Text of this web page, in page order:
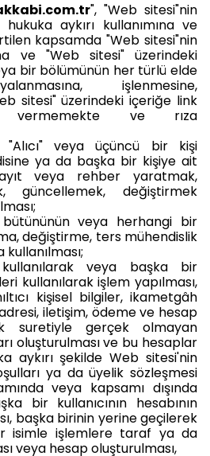
", "Web sitesi"nin
aykırı kullanımına ve
kapsamda "Web sitesi"nin
ve "Web sitesi" üzerindeki
bir bölümünün her türlü elde
işlenmesine,
sitesi" üzerindeki içeriğe link
vermemekte ve rıza
"Alıcı" veya üçüncü bir kişi
ya da başka bir kişiye ait
veya rehber yaratmak,
güncellemek, değiştirmek
veya herhangi bir
değiştirme, ters mühendislik
veya başka bir
kullanılarak işlem yapılması,
kişisel bilgiler, ikametgâh
iletişim, ödeme ve hesap
suretiyle gerçek olmayan
oluşturulması ve bu hesaplar
aykırı şekilde Web sitesi'nin
ya da üyelik sözleşmesi
veya kapsamı dışında
bir kullanıcının hesabının
başka birinin yerine geçilerek
isimle işlemlere taraf ya da
veya hesap oluşturulması,